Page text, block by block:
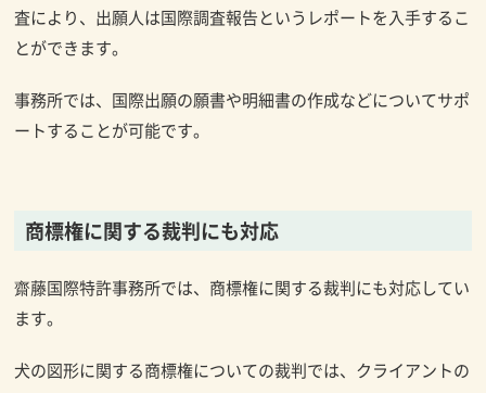
査により、出願人は国際調査報告というレポートを入手するこ
とができます。
事務所では、国際出願の願書や明細書の作成などについてサポ
ートすることが可能です。
商標権に関する裁判にも対応
齋藤国際特許事務所では、商標権に関する裁判にも対応してい
ます。
犬の図形に関する商標権についての裁判では、クライアントの